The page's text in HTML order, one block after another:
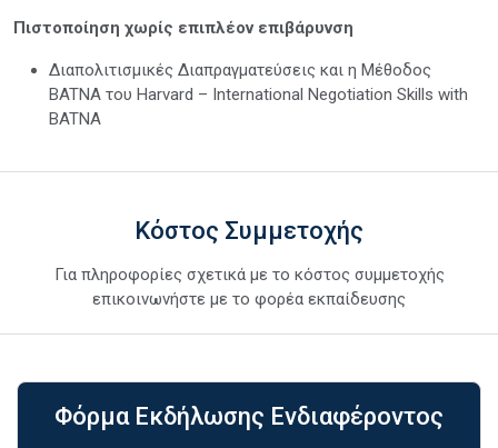
Πιστοποίηση χωρίς επιπλέον επιβάρυνση
Διαπολιτισμικές Διαπραγματεύσεις και η Μέθοδος
BATNA του Harvard – International Negotiation Skills with
BATNA
Κόστος Συμμετοχής
Για πληροφορίες σχετικά με το κόστος συμμετοχής
επικοινωνήστε με το φορέα εκπαίδευσης
Φόρμα Εκδήλωσης Ενδιαφέροντος